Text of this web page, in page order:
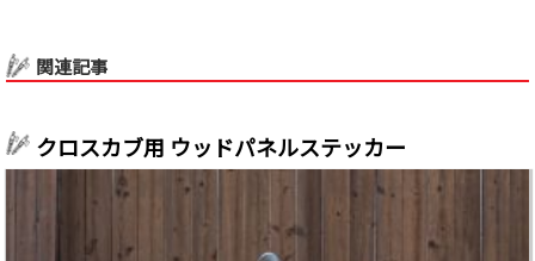
関連記事
クロスカブ用 ウッドパネルステッカー